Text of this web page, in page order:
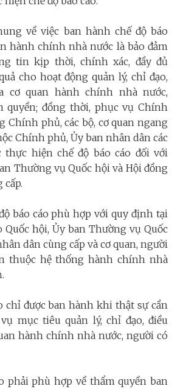
về việc ban hành chế độ báo
hành chính nhà nước là bảo đảm
tin kịp thời, chính xác, đầy đủ
cho hoạt động quản lý, chỉ đạo,
cơ quan hành chính nhà nước,
quyền; đồng thời, phục vụ Chính
Chính phủ, các bộ, cơ quan ngang
Chính phủ, Ủy ban nhân dân các
thực hiện chế độ báo cáo đối với
Thường vụ Quốc hội và Hội đồng
cấp.
báo cáo phù hợp với quy định tại
Quốc hội, Ủy ban Thường vụ Quốc
dân cùng cấp và cơ quan, người
thuộc hệ thống hành chính nhà
chỉ được ban hành khi thật sự cần
mục tiêu quản lý, chỉ đạo, điều
hành chính nhà nước, người có
phải phù hợp về thẩm quyền ban